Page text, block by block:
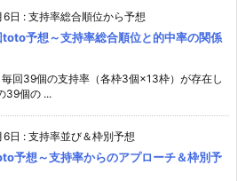
日 : 支持率総合順位から予想
予想～支持率総合順位と的中率の関係
回39個の支持率（各枠3個×13枠）が存在し
39個の ...
日 : 支持率並び＆枠別予想
予想～支持率からのアプローチ＆枠別予